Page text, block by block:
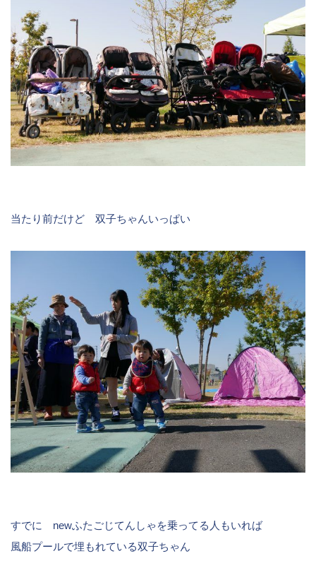
当たり前だけど 双子ちゃんいっぱい
すでに newふたごじてんしゃを乗ってる人もいれば
風船プールで埋もれている双子ちゃん